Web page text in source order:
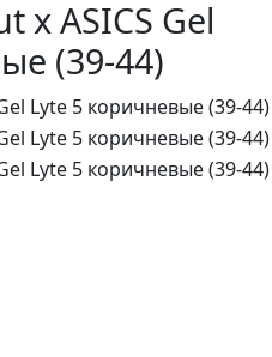
x ASICS Gel
(39-44)